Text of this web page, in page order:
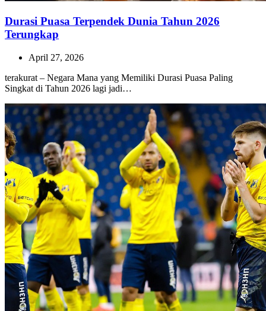
Durasi Puasa Terpendek Dunia Tahun 2026
Terungkap
April 27, 2026
terakurat – Negara Mana yang Memiliki Durasi Puasa Paling
Singkat di Tahun 2026 lagi jadi…